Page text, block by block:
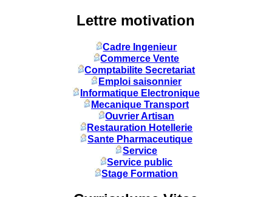
Lettre motivation
Cadre Ingenieur
Commerce Vente
Comptabilite Secretariat
Emploi saisonnier
Informatique Electronique
Mecanique Transport
Ouvrier Artisan
Restauration Hotellerie
Sante Pharmaceutique
Service
Service public
Stage Formation